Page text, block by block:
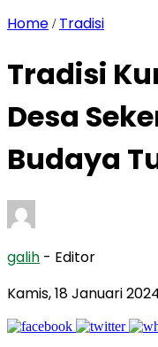
Home / Tradisi
Tradisi
Desa
Budaya
galih - Editor
Kamis, 18 Januari